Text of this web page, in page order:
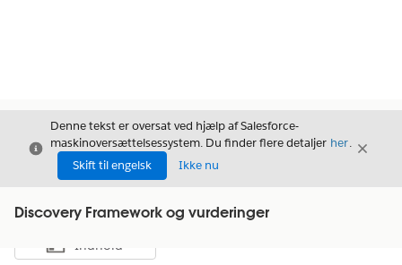
Luk
Denne tekst er oversat ved hjælp af Salesforce-
maskinoversættelsessystem. Du finder flere detaljer her.
Skift til engelsk
Ikke nu
Luk
Discovery Framework og vurderinger
Vis indholdsfortegnelse
Indhold